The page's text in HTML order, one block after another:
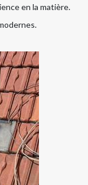
en la matière.